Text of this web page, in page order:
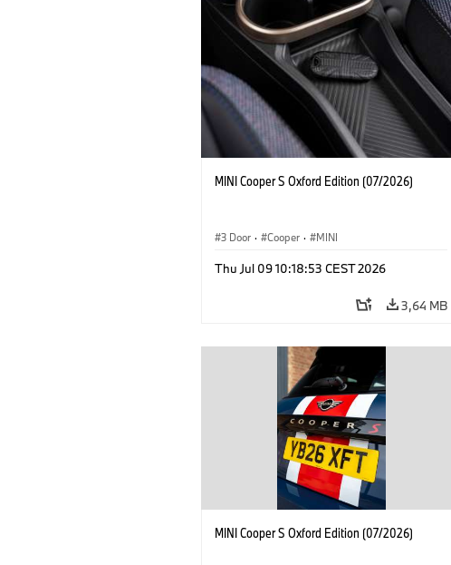
MINI Cooper S Oxford Edition (07/2026)
3 Door · Cooper · MINI
Thu Jul 09 10:18:53 CEST 2026
3,64 MB
MINI Cooper S Oxford Edition (07/2026)